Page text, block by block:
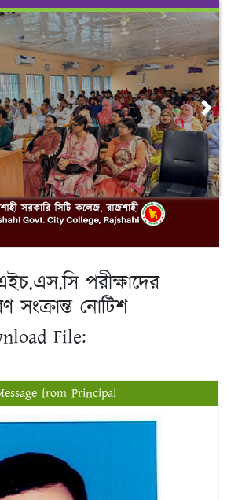
পরীক্ষাদের
সংক্রান্ত নোটিশ
File:
from Principal